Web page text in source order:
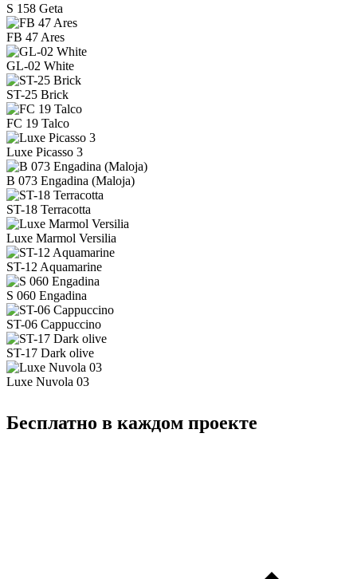
S 158 Geta
FB 47 Ares
GL-02 White
ST-25 Brick
FC 19 Talco
Luxe Picasso 3
B 073 Engadina (Maloja)
ST-18 Terracotta
Luxe Marmol Versilia
ST-12 Aquamarine
S 060 Engadina
ST-06 Cappuccino
ST-17 Dark olive
Luxe Nuvola 03
Бесплатно в каждом проекте